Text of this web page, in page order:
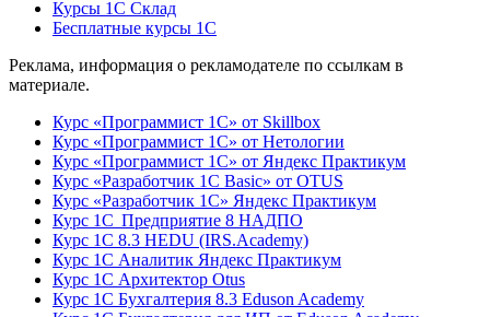
Курсы 1С Склад
Бесплатные курсы 1С
Реклама, информация о рекламодателе по ссылкам в
материале.
Курс «Программист 1С» от Skillbox
Курс «Программист 1С» от Нетологии
Курс «Программист 1С» от Яндекс Практикум
Курс «Разработчик 1С Basic» от OTUS
Курс «Разработчик 1С» Яндекс Практикум
Курс 1С Предприятие 8 НАДПО
Курс 1С 8.3 HEDU (IRS.Academy)
Курс 1С Аналитик Яндекс Практикум
Курс 1С Архитектор Otus
Курс 1С Бухгалтерия 8.3 Eduson Academy